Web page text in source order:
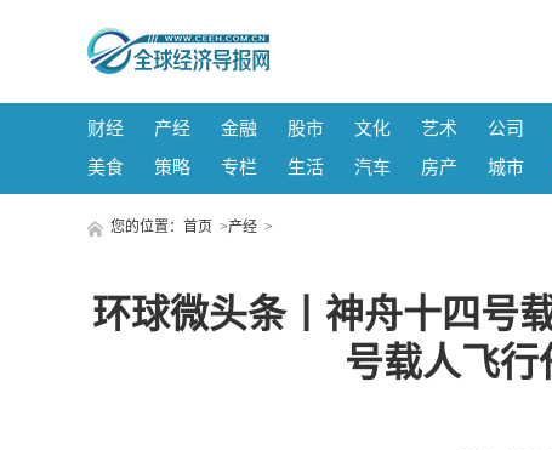
财经 产经 金融 股市 文化 艺术 公司
美食
策略 专栏 生活 汽车 房产 城市
您的位置： 首页 >产经 >
环球微头条丨神舟十四号
号载人飞